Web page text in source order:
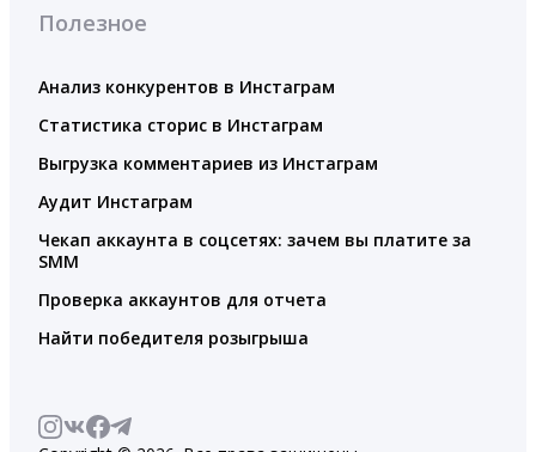
Полезное
Анализ конкурентов в Инстаграм
Статистика сторис в Инстаграм
Выгрузка комментариев из Инстаграм
Аудит Инстаграм
Чекап аккаунта в соцсетях: зачем вы платите за
SMM
Проверка аккаунтов для отчета
Найти победителя розыгрыша